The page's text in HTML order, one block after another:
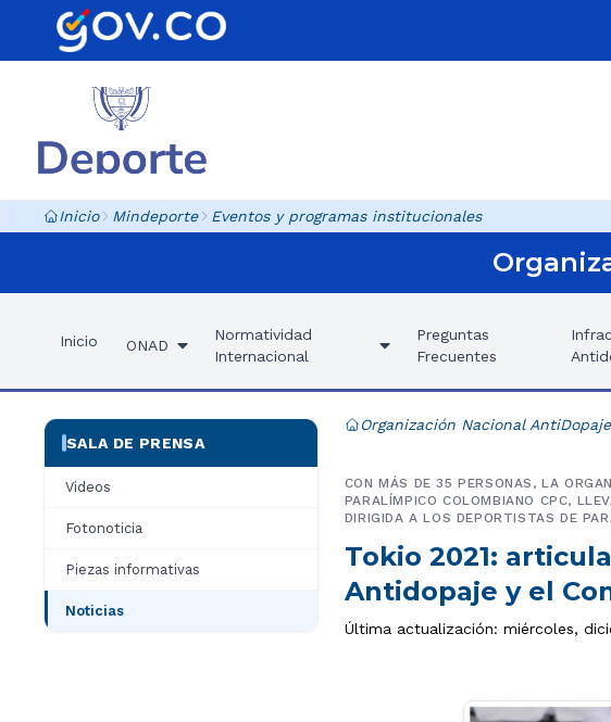
Inicio Mindeporte Eventos y programas institucionales
Inicio ONAD
Normatividad
Internacional
Preguntas
Frecuentes
SALA DE PRENSA
Videos
Fotonoticia
Piezas informativas
Noticias
Organización Nacional AntiDopaje
Tokio 2021:
Antidopaje y el
CON MÁS DE 35 PERSONAS, LA
PARALÍMPICO COLOMBIANO CPC,
DIRIGIDA A LOS DEPORTISTAS DE
Última actualización: miércoles,